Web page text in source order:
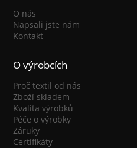
O nás
Napsali jste nám
Kontakt
O výrobcích
Proč textil od nás
Zboží skladem
Kvalita výrobků
Péče o výrobky
Záruky
Certifikáty